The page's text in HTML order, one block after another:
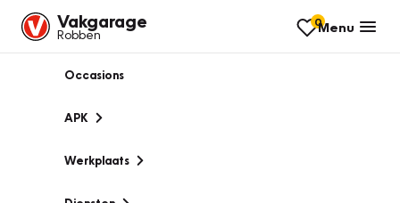
Vakgarage
Robben
0Menu
Occasions
APK
Werkplaats